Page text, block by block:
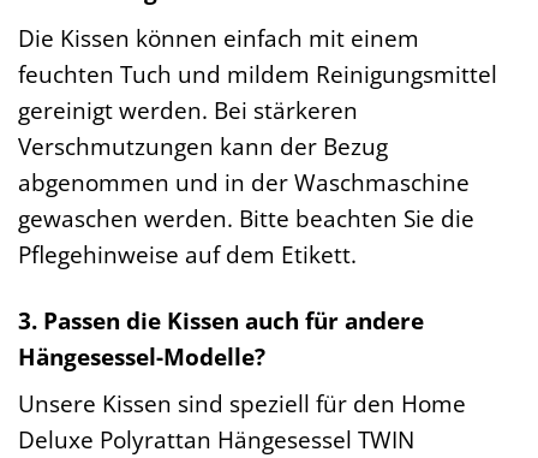
Die Kissen können einfach mit einem
feuchten Tuch und mildem Reinigungsmittel
gereinigt werden. Bei stärkeren
Verschmutzungen kann der Bezug
abgenommen und in der Waschmaschine
gewaschen werden. Bitte beachten Sie die
Pflegehinweise auf dem Etikett.
3. Passen die Kissen auch für andere
Hängesessel-Modelle?
Unsere Kissen sind speziell für den Home
Deluxe Polyrattan Hängesessel TWIN